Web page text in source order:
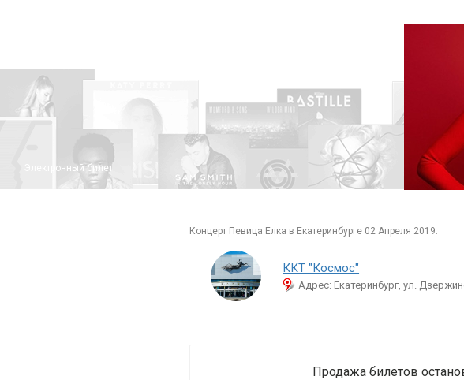
Электронный билет
концерт Певица Елка в Екатеринбурге 02 Апреля 2019.
ККТ "Космос"
Адрес: Екатеринбург, ул.
Продажа билетов